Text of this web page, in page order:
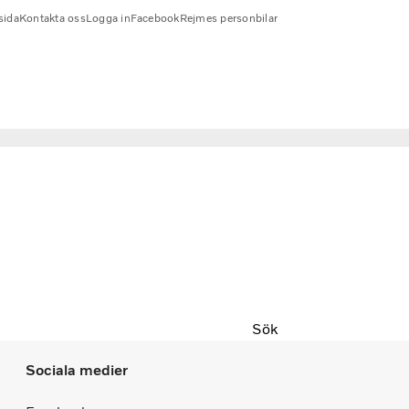
Kontakta ossLogga inFacebookRejmes personbilar
Sök
Sociala medier